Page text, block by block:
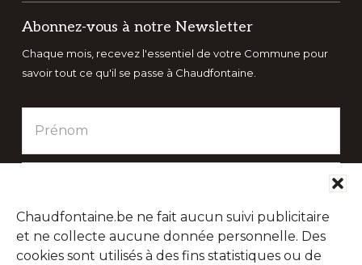
Chaudfontaine.be ne fait aucun suivi publicitaire
et ne collecte aucune donnée personnelle. Des
cookies sont utilisés à des fins statistiques ou de
Abonnez-vous à notre Newsletter
Chaque mois, recevez l'essentiel de votre Commune pour
savoir tout ce qu'il se passe à Chaudfontaine.